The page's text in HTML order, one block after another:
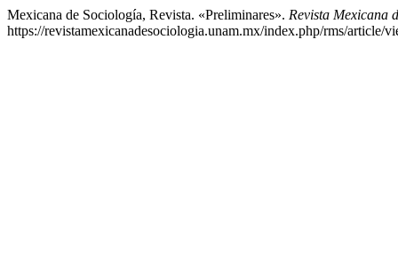
Mexicana de Sociología, Revista. «Preliminares». Revista Mexicana
https://revistamexicanadesociologia.unam.mx/index.php/rms/article/